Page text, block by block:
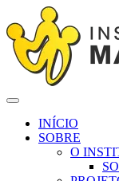
INÍCIO
SOBRE
O